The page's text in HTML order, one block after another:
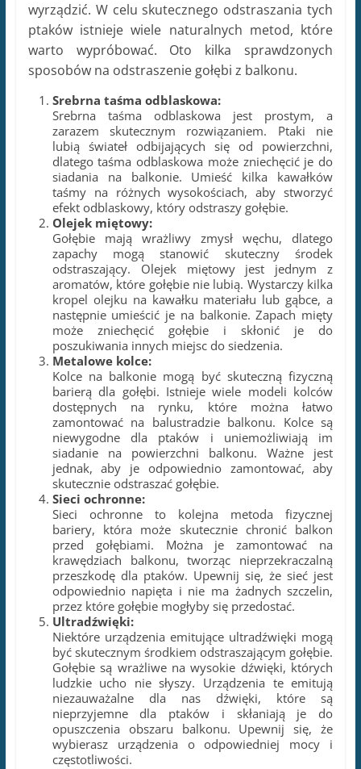
wyrządzić. W celu skutecznego odstraszania tych
ptaków istnieje wiele naturalnych metod, które
warto wypróbować. Oto kilka sprawdzonych
sposobów na odstraszenie gołębi z balkonu.
Srebrna taśma odblaskowa:
Srebrna taśma odblaskowa jest prostym, a
zarazem skutecznym rozwiązaniem. Ptaki nie
lubią świateł odbijających się od powierzchni,
dlatego taśma odblaskowa może zniechęcić je do
siadania na balkonie. Umieść kilka kawałków
taśmy na różnych wysokościach, aby stworzyć
efekt odblaskowy, który odstraszy gołębie.
Olejek miętowy:
Gołębie mają wrażliwy zmysł węchu, dlatego
zapachy mogą stanowić skuteczny środek
odstraszający. Olejek miętowy jest jednym z
aromatów, które gołębie nie lubią. Wystarczy kilka
kropel olejku na kawałku materiału lub gąbce, a
następnie umieścić je na balkonie. Zapach mięty
może zniechęcić gołębie i skłonić je do
poszukiwania innych miejsc do siedzenia.
Metalowe kolce:
Kolce na balkonie mogą być skuteczną fizyczną
barierą dla gołębi. Istnieje wiele modeli kolców
dostępnych na rynku, które można łatwo
zamontować na balustradzie balkonu. Kolce są
niewygodne dla ptaków i uniemożliwiają im
siadanie na powierzchni balkonu. Ważne jest
jednak, aby je odpowiednio zamontować, aby
skutecznie odstraszać gołębie.
Sieci ochronne:
Sieci ochronne to kolejna metoda fizycznej
bariery, która może skutecznie chronić balkon
przed gołębiami. Można je zamontować na
krawędziach balkonu, tworząc nieprzekraczalną
przeszkodę dla ptaków. Upewnij się, że sieć jest
odpowiednio napięta i nie ma żadnych szczelin,
przez które gołębie mogłyby się przedostać.
Ultradźwięki:
Niektóre urządzenia emitujące ultradźwięki mogą
być skutecznym środkiem odstraszającym gołębie.
Gołębie są wrażliwe na wysokie dźwięki, których
ludzkie ucho nie słyszy. Urządzenia te emitują
niezauważalne dla nas dźwięki, które są
nieprzyjemne dla ptaków i skłaniają je do
opuszczenia obszaru balkonu. Upewnij się, że
wybierasz urządzenia o odpowiedniej mocy i
częstotliwości.